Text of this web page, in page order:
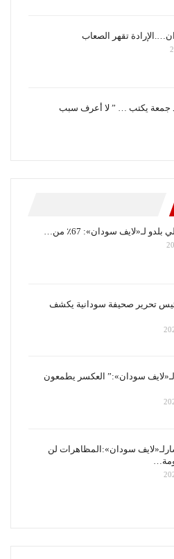
تقهر الصعاب
جمعة يكتب … ” لا أعرف سبب
بلدو لـ«لايف سودان»: 67٪ من…
تحرير صحيفة سودانية يكشف
سودان»:” العكسر يطمعون
سودان»:المظاهرات لن